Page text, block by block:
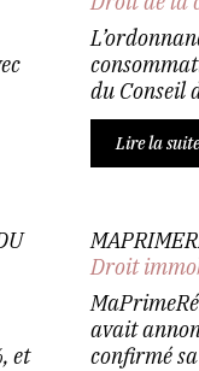
du Conseil
Lire la suite
et
Droit
avait
confirmé